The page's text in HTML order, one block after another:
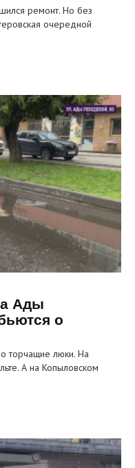
ремонт. Но без
очередной
Ады
о
торчащие люки. На
А на Копыловском